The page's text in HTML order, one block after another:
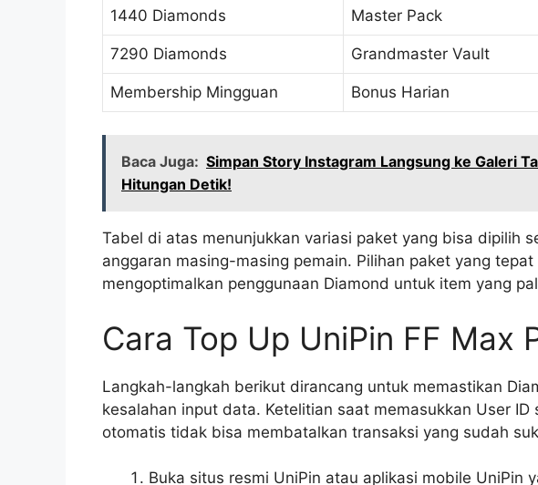
1440 Diamonds Master Pack
7290 Diamonds Grandmaster Vault
Membership Mingguan Bonus Harian
Baca Juga: Simpan Story Instagram Langsung ke Galeri
Hitungan Detik!
Tabel di atas menunjukkan variasi paket yang bisa dipilih
anggaran masing-masing pemain. Pilihan paket yang
mengoptimalkan penggunaan Diamond untuk item yang
Cara Top Up UniPin FF Max
Langkah-langkah berikut dirancang untuk memastikan
kesalahan input data. Ketelitian saat memasukkan User
otomatis tidak bisa membatalkan transaksi yang sudah
Buka situs resmi UniPin atau aplikasi mobile UniPin